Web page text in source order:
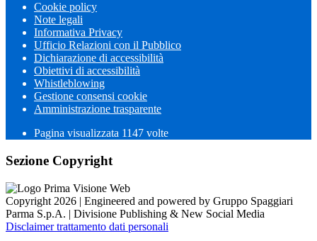
Cookie policy
Note legali
Informativa Privacy
Ufficio Relazioni con il Pubblico
Dichiarazione di accessibilità
Obiettivi di accessibilità
Whistleblowing
Gestione consensi cookie
Amministrazione trasparente
Pagina visualizzata 1147 volte
Sezione Copyright
Copyright 2026 | Engineered and powered by Gruppo Spaggiari
Parma S.p.A. | Divisione Publishing & New Social Media
Disclaimer trattamento dati personali